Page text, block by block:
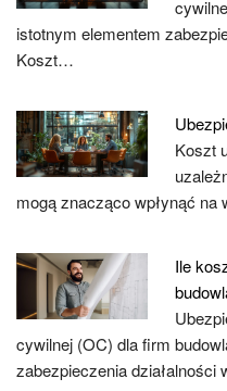
istotnym elementem
Koszt…
Koszt
mogą znacząco wpłynąć
Ile
cywilnej (OC) dla firm
zabezpieczenia działalności